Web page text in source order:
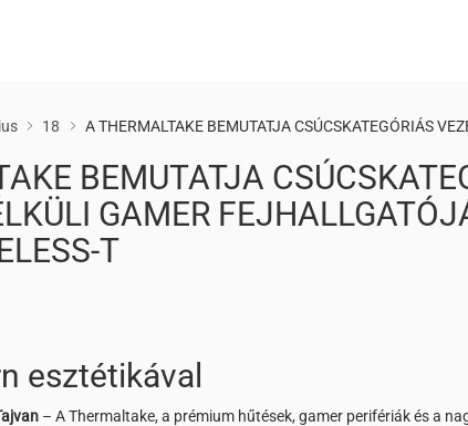
18 A THERMALTAKE BEMUTATJA CSÚCSKATEGÓRIÁS
BEMUTATJA
GAMER
T
esztétikával
– A Thermaltake, a prémium hűtések, gamer perifériák és a